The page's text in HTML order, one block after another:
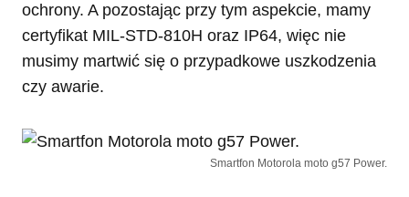
ochrony. A pozostając przy tym aspekcie, mamy
certyfikat MIL-STD-810H oraz IP64, więc nie
musimy martwić się o przypadkowe uszkodzenia
czy awarie.
Smartfon Motorola moto g57 Power.